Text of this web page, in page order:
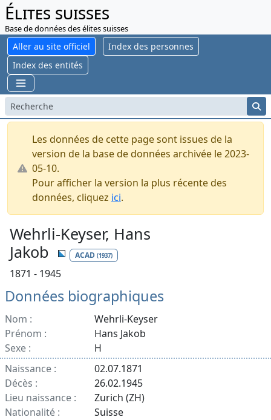
Élites suisses
Base de données des élites suisses
Aller au site officiel
Index des personnes
Index des entités
Les données de cette page sont issues de la
version de la base de données archivée le 2023-
05-10.
Pour afficher la version la plus récente des
données, cliquez ici.
Wehrli-Keyser, Hans
Jakob
ACAD (1937)
1871 - 1945
Données biographiques
Nom :
Wehrli-Keyser
Prénom :
Hans Jakob
Sexe :
H
Naissance :
02.07.1871
Décès :
26.02.1945
Lieu naissance :
Zurich (ZH)
Nationalité :
Suisse